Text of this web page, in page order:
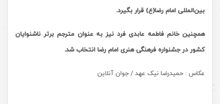
بین‌المللی امام ‌رضا(ع) قرار بگیرد.
همچنین خانم فاطمه عابدی فرد نیز به عنوان مترجم برتر ناشنوایان
کشور در جشنواره فرهنگی هنری امام رضا انتخاب شد.
عکاس : حمیدرضا نیک عهد / جوان آنلاین